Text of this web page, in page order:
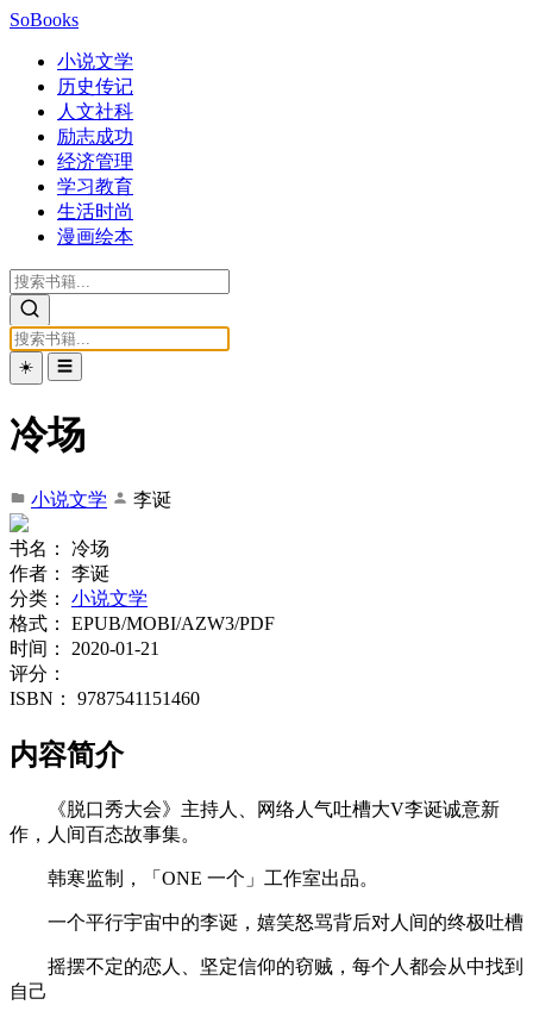
SoBooks
小说文学
历史传记
人文社科
励志成功
经济管理
学习教育
生活时尚
漫画绘本
☀️ ☰
冷场
小说文学 李诞
书名：
冷场
作者：
李诞
分类：
小说文学
格式：
EPUB/MOBI/AZW3/PDF
时间：
2020-01-21
评分：
ISBN：
9787541151460
内容简介
《脱口秀大会》主持人、网络人气吐槽大V李诞诚意新
作，人间百态故事集。
韩寒监制，「ONE 一个」工作室出品。
一个平行宇宙中的李诞，嬉笑怒骂背后对人间的终极吐槽
摇摆不定的恋人、坚定信仰的窃贼，每个人都会从中找到
自己